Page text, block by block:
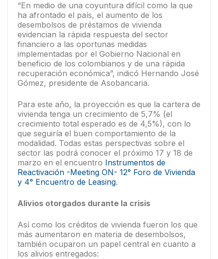
“En medio de una coyuntura difícil como la que
ha afrontado el país, el aumento de los
desembolsos de préstamos de vivienda
evidencian la rápida respuesta del sector
financiero a las oportunas medidas
implementadas por el Gobierno Nacional en
beneficio de los colombianos y de una rápida
recuperación económica”, indicó Hernando José
Gómez, presidente de Asobancaria.
Para este año, la proyección es que la cartera de
vivienda tenga un crecimiento de 5,7% (el
crecimiento total esperado es de 4,5%), con lo
que seguiría el buen comportamiento de la
modalidad. Todas estas perspectivas sobre el
sector las podrá conocer el próximo 17 y 18 de
marzo en el encuentro Instrumentos de
Reactivación -Meeting ON- 12° Foro de Vivienda
y 4° Encuentro de Leasing.
Alivios otorgados durante la crisis
Así como los créditos de vivienda fueron los que
más aumentaron en materia de desembolsos,
también ocuparon un papel central en cuanto a
los alivios entregados: